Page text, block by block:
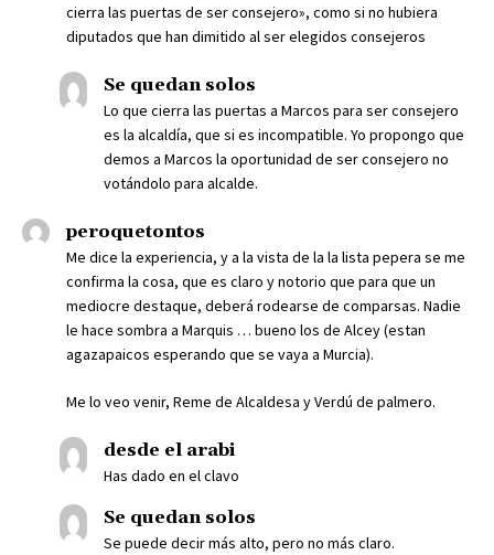
cierra las puertas de ser consejero», como si no hubiera
diputados que han dimitido al ser elegidos consejeros
Se quedan solos
Lo que cierra las puertas a Marcos para ser consejero
es la alcaldía, que si es incompatible. Yo propongo que
demos a Marcos la oportunidad de ser consejero no
votándolo para alcalde.
peroquetontos
Me dice la experiencia, y a la vista de la la lista pepera se me
confirma la cosa, que es claro y notorio que para que un
mediocre destaque, deberá rodearse de comparsas. Nadie
le hace sombra a Marquis … bueno los de Alcey (estan
agazapaicos esperando que se vaya a Murcia).
Me lo veo venir, Reme de Alcaldesa y Verdú de palmero.
desde el arabi
Has dado en el clavo
Se quedan solos
Se puede decir más alto, pero no más claro.